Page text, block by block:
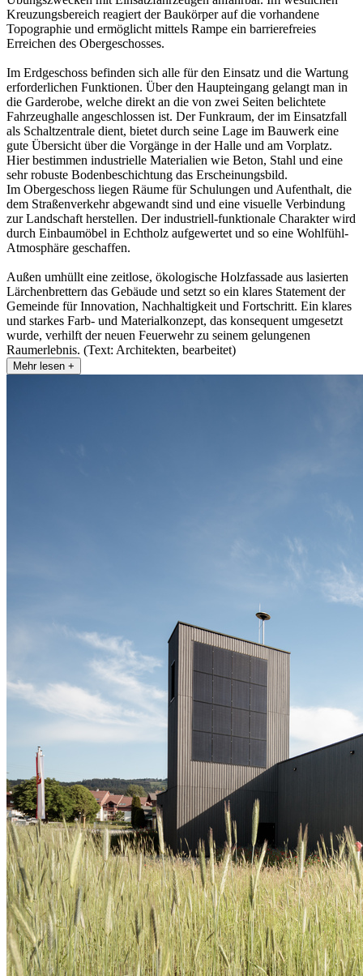
Kreuzungsbereich reagiert der Baukörper auf die vorhandene
Topographie und ermöglicht mittels Rampe ein barrierefreies
Erreichen des Obergeschosses.
Im Erdgeschoss befinden sich alle für den Einsatz und die Wartung
erforderlichen Funktionen. Über den Haupteingang gelangt man in
die Garderobe, welche direkt an die von zwei Seiten belichtete
Fahrzeughalle angeschlossen ist. Der Funkraum, der im Einsatzfall
als Schaltzentrale dient, bietet durch seine Lage im Bauwerk eine
gute Übersicht über die Vorgänge in der Halle und am Vorplatz.
Hier bestimmen industrielle Materialien wie Beton, Stahl und eine
sehr robuste Bodenbeschichtung das Erscheinungsbild.
Im Obergeschoss liegen Räume für Schulungen und Aufenthalt, die
dem Straßenverkehr abgewandt sind und eine visuelle Verbindung
zur Landschaft herstellen. Der industriell-funktionale Charakter wird
durch Einbaumöbel in Echtholz aufgewertet und so eine Wohlfühl-
Atmosphäre geschaffen.
Außen umhüllt eine zeitlose, ökologische Holzfassade aus lasierten
Lärchenbrettern das Gebäude und setzt so ein klares Statement der
Gemeinde für Innovation, Nachhaltigkeit und Fortschritt. Ein klares
und starkes Farb- und Materialkonzept, das konsequent umgesetzt
wurde, verhilft der neuen Feuerwehr zu seinem gelungenen
Raumerlebnis. (Text: Architekten, bearbeitet)
Mehr lesen +